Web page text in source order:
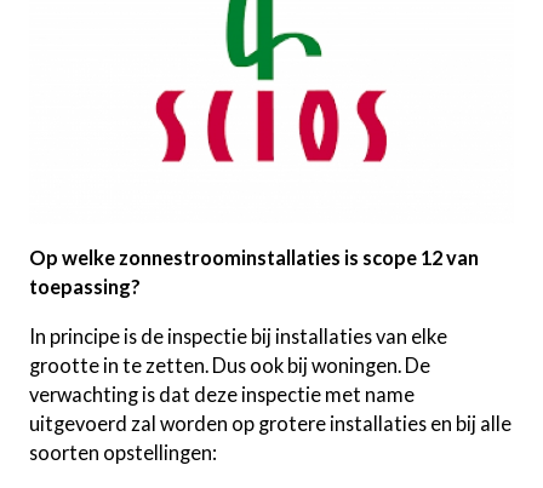
Op welke zonnestroominstallaties is scope 12 van
toepassing?
In principe is de inspectie bij installaties van elke
grootte in te zetten. Dus ook bij woningen. De
verwachting is dat deze inspectie met name
uitgevoerd zal worden op grotere installaties en bij alle
soorten opstellingen: